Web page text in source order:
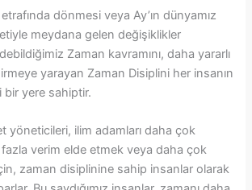
dönmesi veya Ay’ın dünyamız
meydana gelen değişiklikler
Zaman kavramını, daha yararlı
yarayan Zaman Disiplini her insanın
bir yere sahiptir.
yöneticileri, ilim adamları daha çok
verim elde etmek veya daha çok
zaman disiplinine sahip insanlar olarak